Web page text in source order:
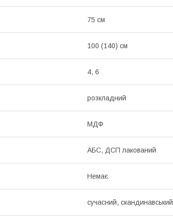
75 см
100 (140) см
4, 6
розкладний
МДФ
АБС, ДСП лакований
Немає
сучасний, скандинавський